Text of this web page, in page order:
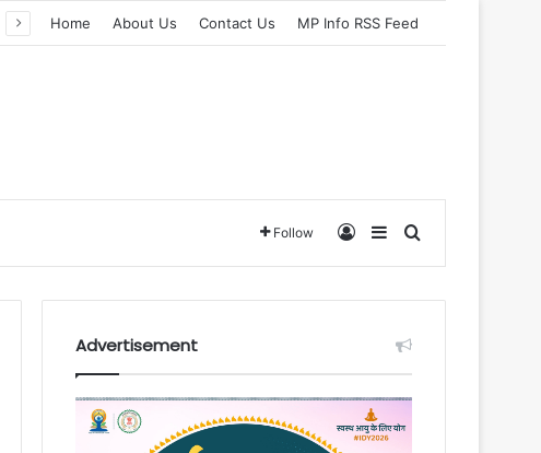
Home About Us Contact Us MP Info RSS Feed
Follow Log InSidebarSearch for
Advertisement